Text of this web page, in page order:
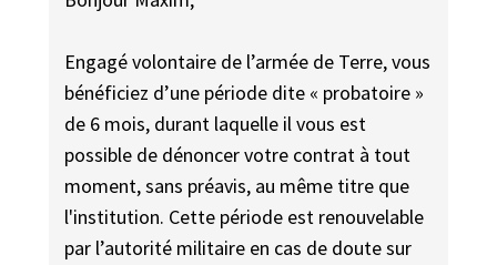
Engagé volontaire de l’armée de Terre, vous
bénéficiez d’une période dite « probatoire »
de 6 mois, durant laquelle il vous est
possible de dénoncer votre contrat à tout
moment, sans préavis, au même titre que
l'institution. Cette période est renouvelable
par l’autorité militaire en cas de doute sur